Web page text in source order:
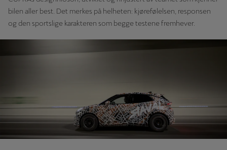
bilen aller best. Det merkes på helheten: kjørefølelsen, responsen
og den sportslige karakteren som begge testene fremhever.